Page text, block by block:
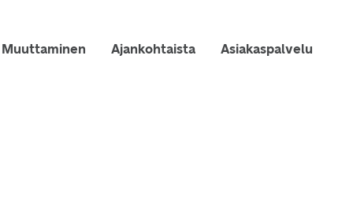
Muuttaminen Ajankohtaista Asiakaspalvelu